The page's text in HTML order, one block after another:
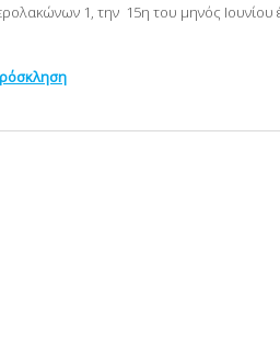
1, την 15η του μηνός Ιουνίου